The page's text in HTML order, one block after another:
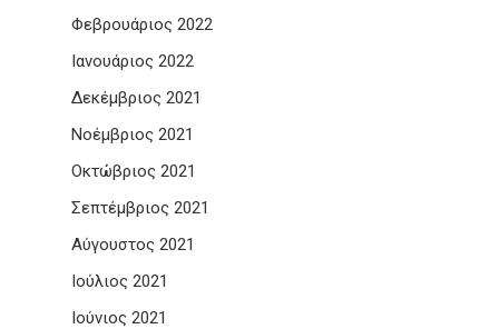
Φεβρουάριος 2022
Ιανουάριος 2022
Δεκέμβριος 2021
Νοέμβριος 2021
Οκτώβριος 2021
Σεπτέμβριος 2021
Αύγουστος 2021
Ιούλιος 2021
Ιούνιος 2021